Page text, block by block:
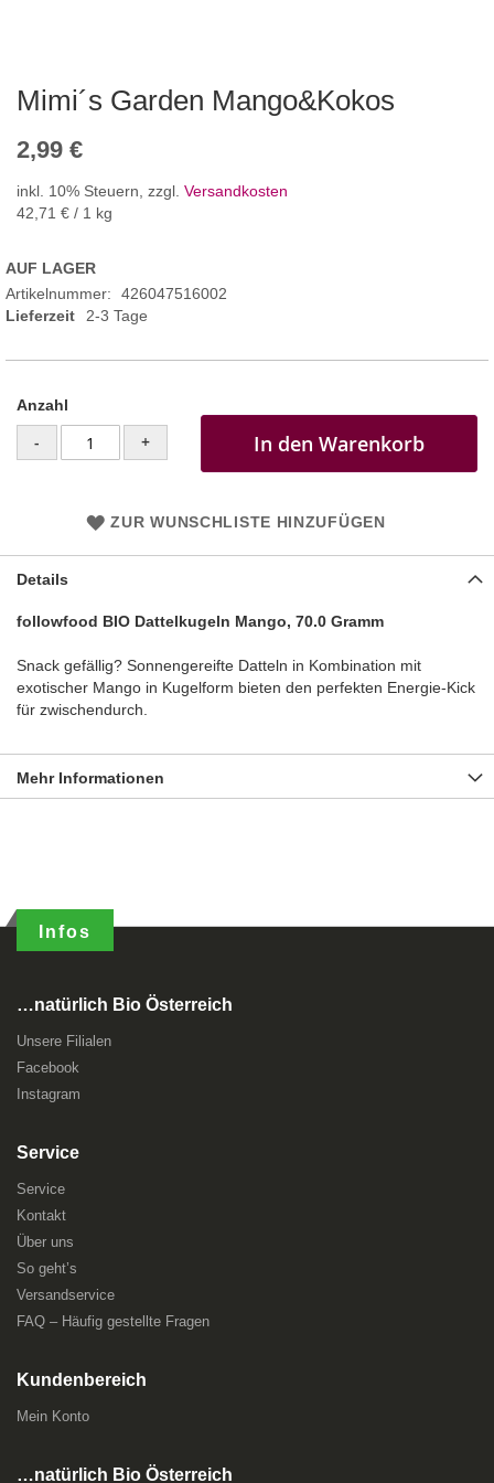
Mimi´s Garden Mango&Kokos
2,99 €
inkl. 10% Steuern, zzgl. Versandkosten
42,71 € / 1 kg
AUF LAGER
Artikelnummer
426047516002
Lieferzeit
2-3 Tage
Anzahl
- + In den Warenkorb
ZUR WUNSCHLISTE HINZUFÜGEN
Details
followfood BIO Dattelkugeln Mango, 70.0 Gramm
Snack gefällig? Sonnengereifte Datteln in Kombination mit
exotischer Mango in Kugelform bieten den perfekten Energie-Kick
für zwischendurch.
Mehr Informationen
Infos
…natürlich Bio Österreich
Unsere Filialen
Facebook
Instagram
Service
Service
Kontakt
Über uns
So geht’s
Versandservice
FAQ – Häufig gestellte Fragen
Kundenbereich
Mein Konto
…natürlich Bio Österreich